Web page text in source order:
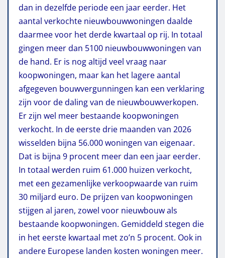
dan in dezelfde periode een jaar eerder. Het
aantal verkochte nieuwbouwwoningen daalde
daarmee voor het derde kwartaal op rij. In totaal
gingen meer dan 5100 nieuwbouwwoningen van
de hand. Er is nog altijd veel vraag naar
koopwoningen, maar kan het lagere aantal
afgegeven bouwvergunningen kan een verklaring
zijn voor de daling van de nieuwbouwverkopen.
Er zijn wel meer bestaande koopwoningen
verkocht. In de eerste drie maanden van 2026
wisselden bijna 56.000 woningen van eigenaar.
Dat is bijna 9 procent meer dan een jaar eerder.
In totaal werden ruim 61.000 huizen verkocht,
met een gezamenlijke verkoopwaarde van ruim
30 miljard euro. De prijzen van koopwoningen
stijgen al jaren, zowel voor nieuwbouw als
bestaande koopwoningen. Gemiddeld stegen die
in het eerste kwartaal met zo’n 5 procent. Ook in
andere Europese landen kosten woningen meer.